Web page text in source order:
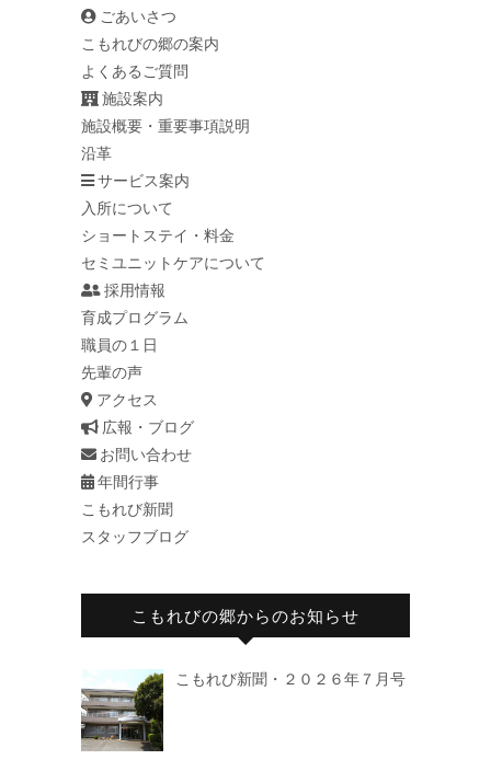
ごあいさつ
こもれびの郷の案内
よくあるご質問
施設案内
施設概要・重要事項説明
沿革
サービス案内
入所について
ショートステイ・料金
セミユニットケアについて
採用情報
育成プログラム
職員の１日
先輩の声
アクセス
広報・ブログ
お問い合わせ
年間行事
こもれび新聞
スタッフブログ
こもれびの郷からのお知らせ
こもれび新聞・２０２６年７月号